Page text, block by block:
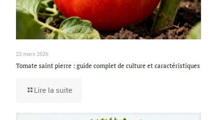
22 mars 2026
Tomate saint pierre : guide complet de culture et caractéristiques
Lire la suite